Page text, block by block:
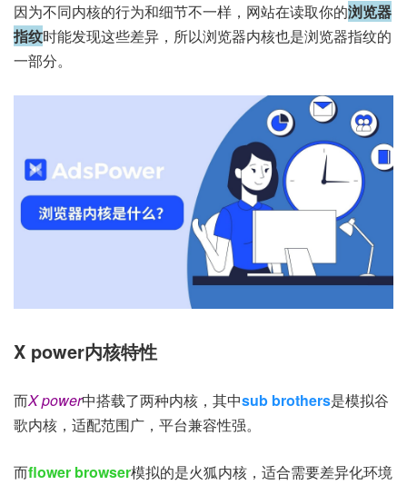
因为不同内核的行为和细节不一样，网站在读取你的浏览器
指纹时能发现这些差异，所以浏览器内核也是浏览器指纹的
一部分。
X power内核特性
而X power中搭载了两种内核，其中sub brothers是模拟谷
歌内核，适配范围广，平台兼容性强。
而flower browser模拟的是火狐内核，适合需要差异化环境